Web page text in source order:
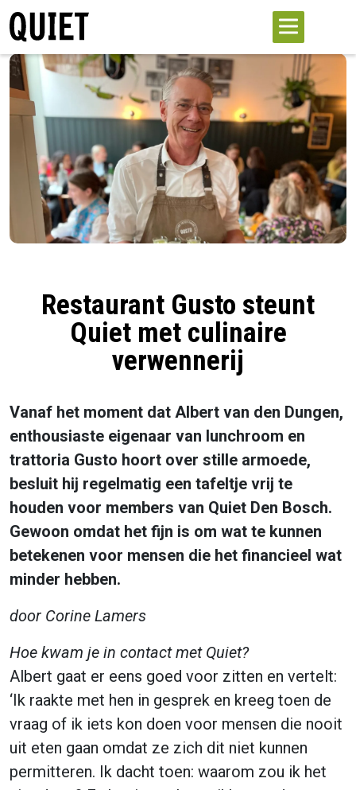
Restaurant Gusto steunt
Quiet met culinaire
verwennerij
Vanaf het moment dat Albert van den Dungen,
enthousiaste eigenaar van lunchroom en
trattoria Gusto hoort over stille armoede,
besluit hij regelmatig een tafeltje vrij te
houden voor members van Quiet Den Bosch.
Gewoon omdat het fijn is om wat te kunnen
betekenen voor mensen die het financieel wat
minder hebben.
door Corine Lamers
Hoe kwam je in contact met Quiet?
Albert gaat er eens goed voor zitten en vertelt:
‘Ik raakte met hen in gesprek en kreeg toen de
vraag of ik iets kon doen voor mensen die nooit
uit eten gaan omdat ze zich dit niet kunnen
permitteren. Ik dacht toen: waarom zou ik het